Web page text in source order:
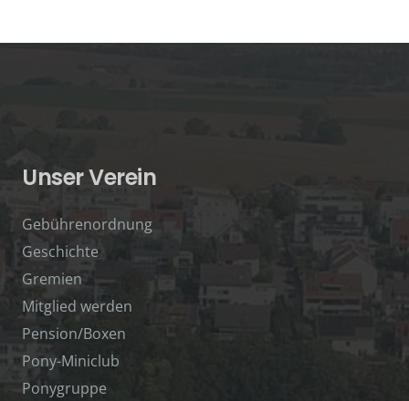
Unser Verein
Gebührenordnung
Geschichte
Gremien
Mitglied werden
Pension/Boxen
Pony-Miniclub
Ponygruppe